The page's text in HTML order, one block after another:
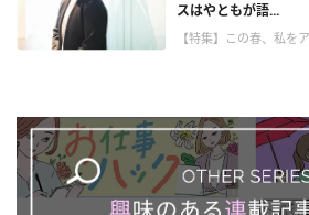
スはやともが語...
【特集】この春、私を